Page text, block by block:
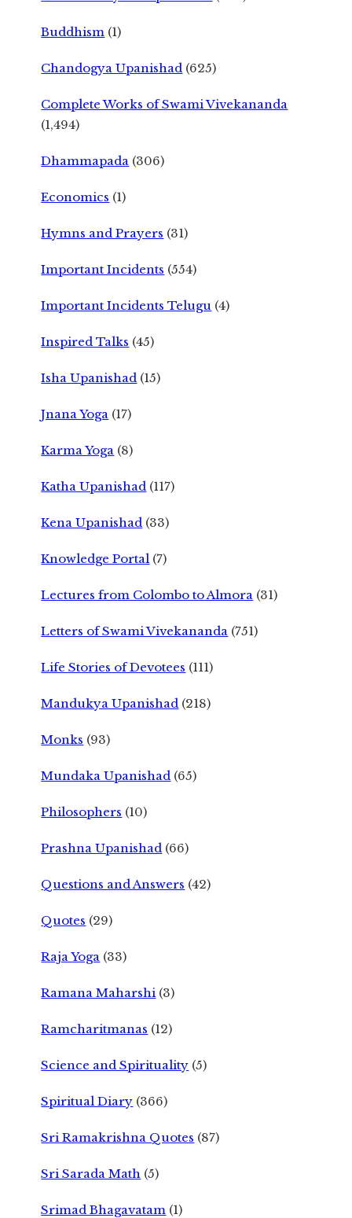
Buddhism (1)
Chandogya Upanishad (625)
Complete Works of Swami Vivekananda
(1,494)
Dhammapada (306)
Economics (1)
Hymns and Prayers (31)
Important Incidents (554)
Important Incidents Telugu (4)
Inspired Talks (45)
Isha Upanishad (15)
Jnana Yoga (17)
Karma Yoga (8)
Katha Upanishad (117)
Kena Upanishad (33)
Knowledge Portal (7)
Lectures from Colombo to Almora (31)
Letters of Swami Vivekananda (751)
Life Stories of Devotees (111)
Mandukya Upanishad (218)
Monks (93)
Mundaka Upanishad (65)
Philosophers (10)
Prashna Upanishad (66)
Questions and Answers (42)
Quotes (29)
Raja Yoga (33)
Ramana Maharshi (3)
Ramcharitmanas (12)
Science and Spirituality (5)
Spiritual Diary (366)
Sri Ramakrishna Quotes (87)
Sri Sarada Math (5)
Srimad Bhagavatam (1)